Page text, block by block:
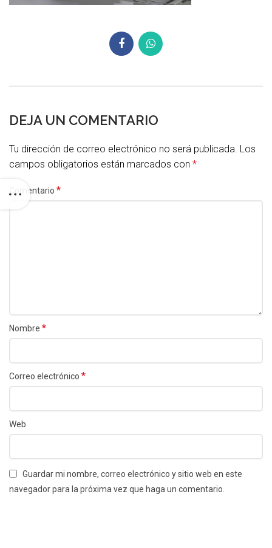
DEJA UN COMENTARIO
Tu dirección de correo electrónico no será publicada. Los
campos obligatorios están marcados con *
Comentario *
Nombre *
Correo electrónico *
Web
Guardar mi nombre, correo electrónico y sitio web en este
navegador para la próxima vez que haga un comentario.